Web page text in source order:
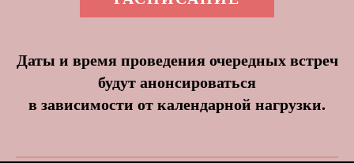
Даты и время проведения очередных встреч
будут анонсироваться
в зависимости от календарной нагрузки.